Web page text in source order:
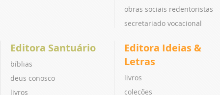
obras sociais redentoristas
secretariado vocacional
Editora Santuário
bíblias
deus conosco
livros
Editora Ideias &
Letras
livros
coleções